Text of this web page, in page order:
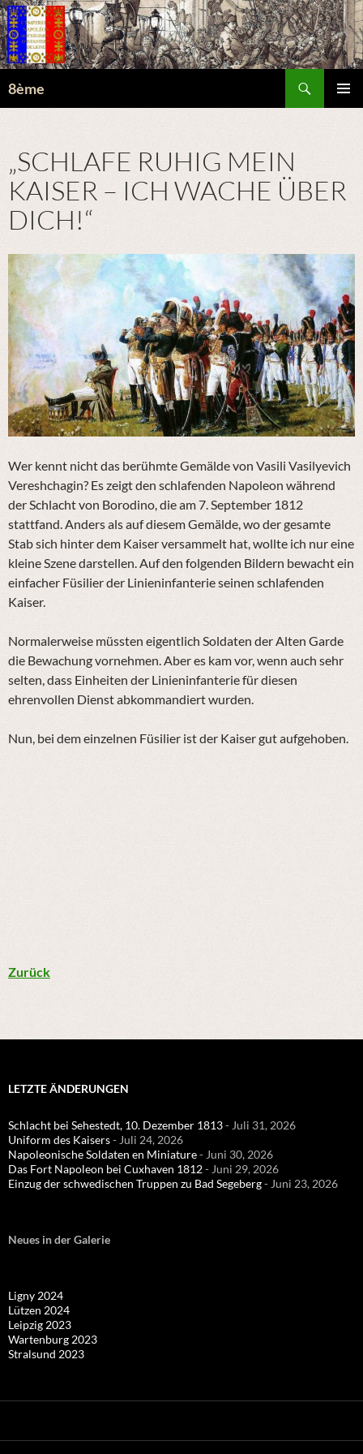
8ème
„SCHLAFE RUHIG MEIN
KAISER – ICH WACHE ÜBER
DICH!“
Wer kennt nicht das berühmte Gemälde von Vasili Vasilyevich
Vereshchagin? Es zeigt den schlafenden Napoleon während
der Schlacht von Borodino, die am 7. September 1812
stattfand. Anders als auf diesem Gemälde, wo der gesamte
Stab sich hinter dem Kaiser versammelt hat, wollte ich nur eine
kleine Szene darstellen. Auf den folgenden Bildern bewacht ein
einfacher Füsilier der Linieninfanterie seinen schlafenden
Kaiser.
Normalerweise müssten eigentlich Soldaten der Alten Garde
die Bewachung vornehmen. Aber es kam vor, wenn auch sehr
selten, dass Einheiten der Linieninfanterie für diesen
ehrenvollen Dienst abkommandiert wurden.
Nun, bei dem einzelnen Füsilier ist der Kaiser gut aufgehoben.
Zurück
LETZTE ÄNDERUNGEN
Schlacht bei Sehestedt, 10. Dezember 1813- Juli 31, 2026
Uniform des Kaisers- Juli 24, 2026
Napoleonische Soldaten en Miniature- Juni 30, 2026
Das Fort Napoleon bei Cuxhaven 1812- Juni 29, 2026
Einzug der schwedischen Truppen zu Bad Segeberg- Juni 23, 2026
Neues in der Galerie
Ligny 2024
Lützen 2024
Leipzig 2023
Wartenburg 2023
Stralsund 2023